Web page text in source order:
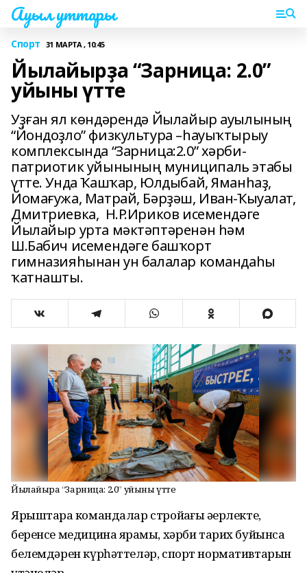
Ауыл уттары
Спорт 31 МАРТА , 10:45
Йылайырҙа “Зарница: 2.0”
уйыны үтте
Уҙған ял көндәрендә Йылайыр ауылының
“Йондоҙло” физкультура –һауыҡтырыу
комплексында “Зарница:2.0” хәрби-
патриотик уйынының муниципаль этабы
үтте. Унда Ҡашҡар, Юлдыбай, Яманһаҙ,
Йомағужа, Матрай, Бәрҙәш, Иван-Ҡыуалат,
Дмитриевка, Н.Р.Ириков исемендәге
Йылайыр урта мәктәптәренән һәм
Ш.Бабич исемендәге башҡорт
гимназияһынан ун балалар командаһы
ҡатнашты.
Йылайырҙа “Зарница: 2.0” уйыны үтте
Ярыштарҙа командалар стройҙағы әҙерлекте,
беренсе медицина ярҙамы, хәрби тарих буйынса
белемдәрен күрһәттеләр, спорт нормативтарын